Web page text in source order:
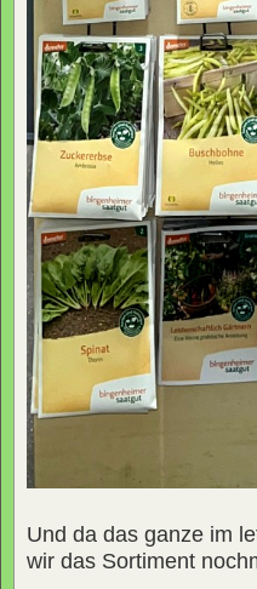
Und da das ganze im
wir das Sortiment